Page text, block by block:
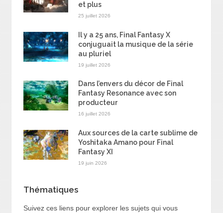
et plus
25 juillet 2026
Il y a 25 ans, Final Fantasy X
conjuguait la musique de la série
au pluriel
19 juillet 2026
Dans l’envers du décor de Final
Fantasy Resonance avec son
producteur
16 juillet 2026
Aux sources de la carte sublime de
Yoshitaka Amano pour Final
Fantasy XI
19 juin 2026
Thématiques
Suivez ces liens pour explorer les sujets qui vous